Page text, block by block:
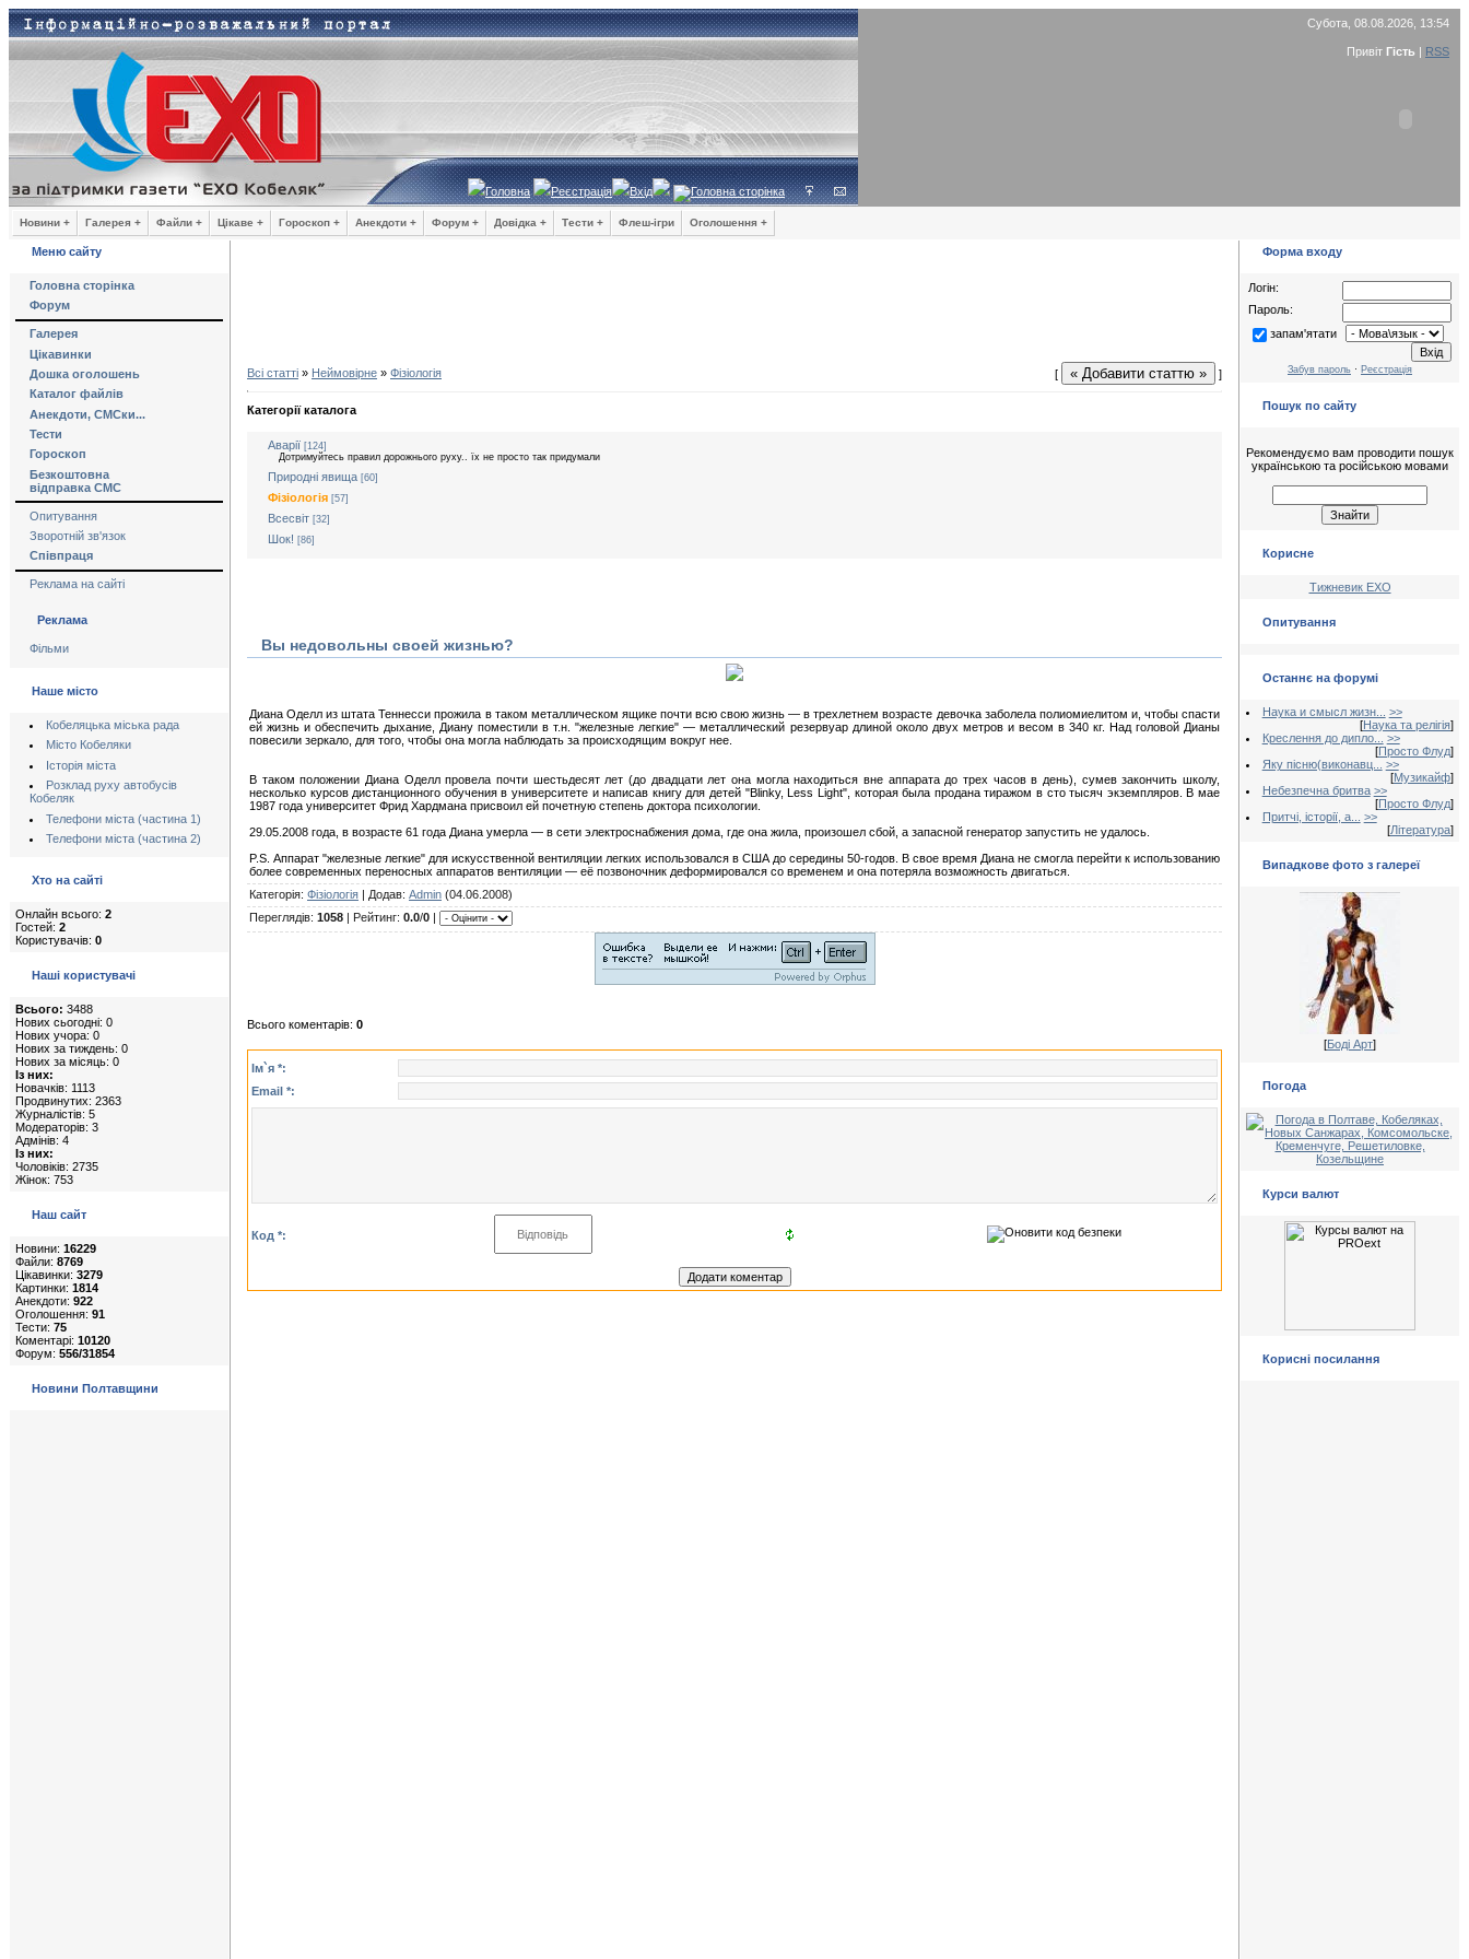
Субота, 08.08.2026, 13:54
Привіт Гість | RSS
Головна Реєстрація Вхід
Новини + Галерея + Файли + Цікаве + Гороскоп + Анекдоти + Форум + Довідка + Тести + Флеш-ігри Оголошення +
Меню сайту
Головна сторінка
Форум
Галерея
Цікавинки
Дошка оголошень
Каталог файлів
Анекдоти, СМСки...
Тести
Гороскоп
Безкоштовна
відправка СМС
Опитування
Зворотній зв'язок
Співпраця
Реклама на сайті
Реклама
Фільми
Наше місто
Кобеляцька міська рада
Місто Кобеляки
Історія міста
Розклад руху автобусів
Кобеляк
Телефони міста (частина 1)
Телефони міста (частина 2)
Хто на сайті
Онлайн всього: 2
Гостей: 2
Користувачів: 0
Наші користувачі
Всього: 3488
Нових сьогодні: 0
Нових учора: 0
Нових за тиждень: 0
Нових за місяць: 0
Із них:
Новачків: 1113
Продвинутих: 2363
Журналістів: 5
Модераторів: 3
Адмінів: 4
Із них:
Чоловіків: 2735
Жінок: 753
Наш сайт
Новини: 16229
Файли: 8769
Цікавинки: 3279
Картинки: 1814
Анекдоти: 922
Оголошення: 91
Тести: 75
Коментарі: 10120
Форум: 556/31854
Новини Полтавщини
Всі статті » Неймовірне » Фізіологія [ « Добавити статтю » ]
Категорії каталога
Аварії [124]
Дотримуйтесь правил дорожнього руху.. їх не просто так придумали
Природні явища [60]
Фізіологія [57]
Всесвіт [32]
Шок! [86]
Вы недовольны своей жизнью?
Диана Оделл из штата Теннесси прожила в таком металлическом ящике почти всю свою жизнь — в трехлетнем возрасте девочка заболела полиомиелитом и, чтобы спасти
ей жизнь и обеспечить дыхание, Диану поместили в т.н. "железные легкие" — металлический резервуар длиной около двух метров и весом в 340 кг. Над головой Дианы
повесили зеркало, для того, чтобы она могла наблюдать за происходящим вокруг нее.
В таком положении Диана Оделл провела почти шестьдесят лет (до двадцати лет она могла находиться вне аппарата до трех часов в день), сумев закончить школу,
несколько курсов дистанционного обучения в университете и написав книгу для детей "Blinky, Less Light", которая была продана тиражом в сто тысяч экземпляров. В мае
1987 года университет Фрид Хардмана присвоил ей почетную степень доктора психологии.
29.05.2008 года, в возрасте 61 года Диана умерла — в сети электроснабжения дома, где она жила, произошел сбой, а запасной генератор запустить не удалось.
P.S. Аппарат "железные легкие" для искусственной вентиляции легких использовался в США до середины 50-годов. В свое время Диана не смогла перейти к использованию
более современных переносных аппаратов вентиляции — её позвоночник деформировался со временем и она потеряла возможность двигаться.
Категорія: Фізіологія | Додав: Admin (04.06.2008)
Переглядів: 1058 | Рейтинг: 0.0/0 |
Всього коментарів: 0
Ім`я *:
Email *:
Код *:
Форма входу
Логін:
Пароль:
запам'ятати
Забув пароль · Реєстрація
Пошук по сайту
Рекомендуємо вам проводити пошук
українською та російською мовами
Корисне
Тижневик ЕХО
Опитування
Останнє на форумі
Наука и смысл жизн...
>>
[Наука та релігія]
Креслення до дипло...
>>
[Просто Флуд]
Яку пісню(виконавц...
>>
[Музикайф]
Небезпечна бритва >>
[Просто Флуд]
Притчі, історії, а...
>>
[Література]
Випадкове фото з галереї
[Боді Арт]
Погода
Курси валют
Корисні посилання